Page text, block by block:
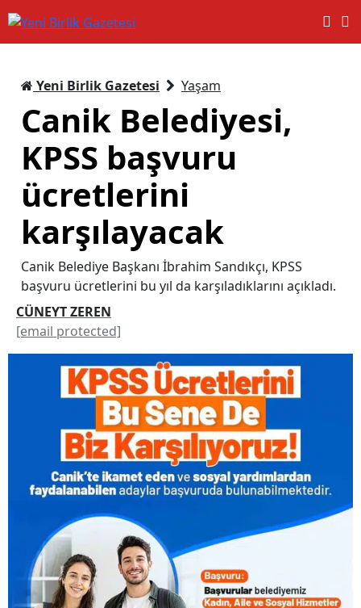
Yeni Birlik Gazetesi Yaşam
Canik Belediyesi,
KPSS başvuru
ücretlerini
karşılayacak
Canik Belediye Başkanı İbrahim Sandıkçı, KPSS
başvuru ücretlerini bu yıl da karşıladıklarını açıkladı.
CÜNEYT ZEREN
[email protected]